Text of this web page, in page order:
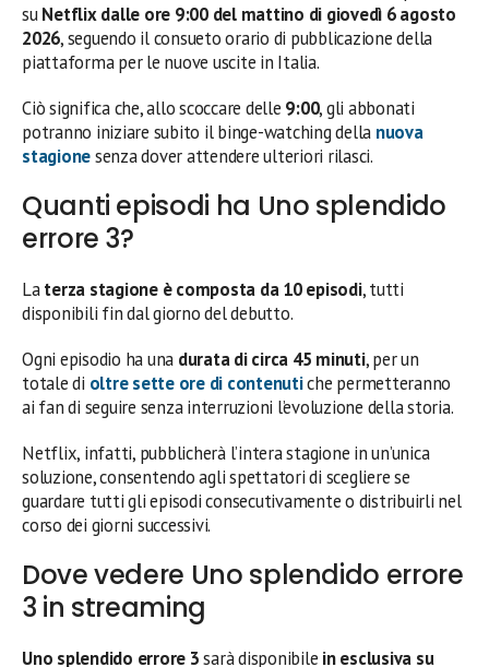
suNetflix dalle ore 9:00 del mattino di giovedì 6 agosto
2026, seguendo il consueto orario di pubblicazione della
piattaforma per le nuove uscite in Italia.
Ciò significa che, allo scoccare delle 9:00, gli abbonati
potranno iniziare subito il binge-watching della nuova
stagionesenza dover attendere ulteriori rilasci.
Quanti episodi ha Uno splendido
errore 3?
Laterza stagione è composta da 10 episodi, tutti
disponibili fin dal giorno del debutto.
Ogni episodio ha una durata di circa 45 minuti, per un
totale di oltre sette ore di contenutiche permetteranno
ai fan di seguire senza interruzioni l’evoluzione della storia.
Netflix, infatti, pubblicherà l’intera stagione in un’unica
soluzione, consentendo agli spettatori di scegliere se
guardare tutti gli episodi consecutivamente o distribuirli nel
corso dei giorni successivi.
Dove vedere Uno splendido errore
3 in streaming
Uno splendido errore 3sarà disponibile in esclusiva su